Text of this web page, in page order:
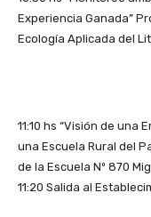
Experiencia Ganada”
Ecología Aplicada del
11:10 hs “Visión de una
una Escuela Rural del
de la Escuela Nº 870
11:20 Salida al